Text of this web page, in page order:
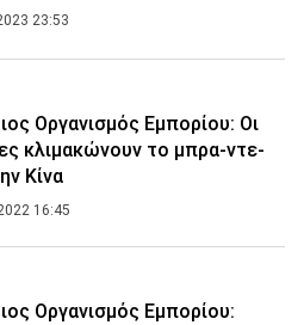
23:53
Οργανισμός Εμπορίου: Οι
κλιμακώνουν το μπρα-ντε-
Κίνα
16:45
Οργανισμός Εμπορίου: